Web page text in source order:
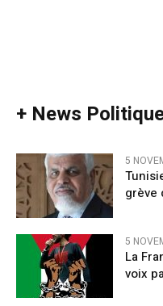
+ News
5
grève
5
La
voix